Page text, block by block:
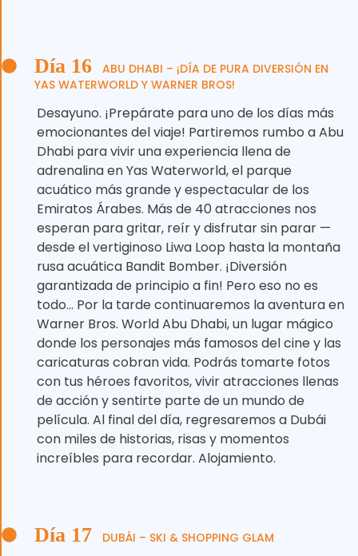
Día 16
ABU DHABI – ¡DÍA DE PURA DIVERSIÓN EN
YAS WATERWORLD Y WARNER BROS!
Desayuno. ¡Prepárate para uno de los días más
emocionantes del viaje! Partiremos rumbo a Abu
Dhabi para vivir una experiencia llena de
adrenalina en Yas Waterworld, el parque
acuático más grande y espectacular de los
Emiratos Árabes. Más de 40 atracciones nos
esperan para gritar, reír y disfrutar sin parar —
desde el vertiginoso Liwa Loop hasta la montaña
rusa acuática Bandit Bomber. ¡Diversión
garantizada de principio a fin! Pero eso no es
todo… Por la tarde continuaremos la aventura en
Warner Bros. World Abu Dhabi, un lugar mágico
donde los personajes más famosos del cine y las
caricaturas cobran vida. Podrás tomarte fotos
con tus héroes favoritos, vivir atracciones llenas
de acción y sentirte parte de un mundo de
película. Al final del día, regresaremos a Dubái
con miles de historias, risas y momentos
increíbles para recordar. Alojamiento.
Día 17 DUBÁI – SKI & SHOPPING GLAM